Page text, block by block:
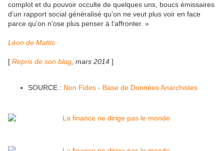
complot et du pouvoir occulte de quelques uns, boucs émissaires
d’un rapport social généralisé qu’on ne veut plus voir en face
parce qu’on n’ose plus penser à l’affronter. »
Léon de Mattis
[ Repris de son blog , mars 2014 ]
SOURCE : Non Fides - Base de Données Anarchistes